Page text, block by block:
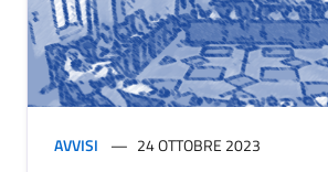
AVVISI 24 OTTOBRE 2023